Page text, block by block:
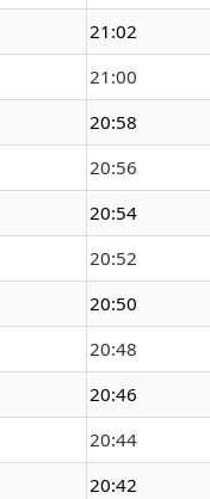
21:02
21:00
20:58
20:56
20:54
20:52
20:50
20:48
20:46
20:44
20:42